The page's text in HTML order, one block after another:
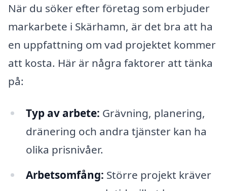
När du söker efter företag som erbjuder
markarbete i Skärhamn, är det bra att ha
en uppfattning om vad projektet kommer
att kosta. Här är några faktorer att tänka
på:
Typ av arbete: Grävning, planering,
dränering och andra tjänster kan ha
olika prisnivåer.
Arbetsomfång: Större projekt kräver